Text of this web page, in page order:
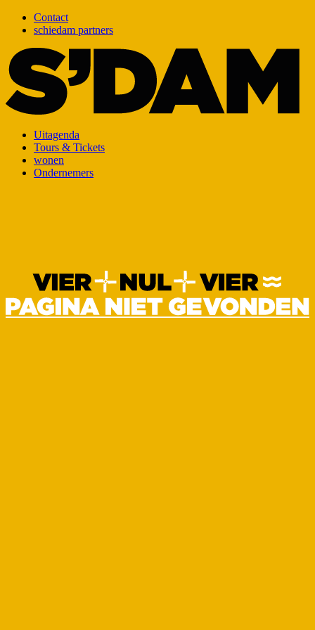
Contact
schiedam partners
Uitagenda
Tours & Tickets
wonen
Ondernemers